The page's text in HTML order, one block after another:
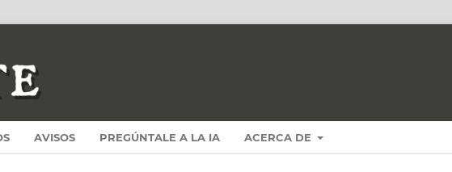
AVISOS PREGÚNTALE A LA IA ACERCA DE